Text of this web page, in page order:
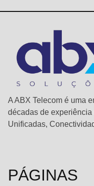
A ABX Telecom é uma
décadas de
Unificadas,
PÁGINAS